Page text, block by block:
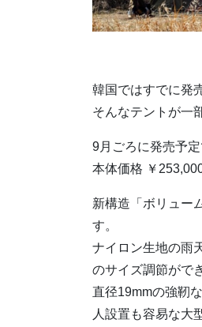
韓国ではすでに発
そんなテントが一
9月ごろに発売予
本体価格 ￥
新構造「ボリュー
す。
ナイロン生地の雨
のサイズ調節がで
直径19mmの強靭
人設置も容易な大